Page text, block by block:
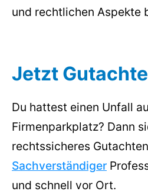
und rechtlichen Aspekte
Jetzt
Du hattest einen Unfall
Firmenparkplatz? Dann
rechtssicheres
Sachverständiger
und schnell vor Ort.